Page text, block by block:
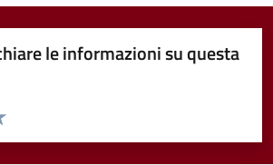
le informazioni su questa
pagina
5 stelle su 5
4 stelle su 5
su 5
su 5